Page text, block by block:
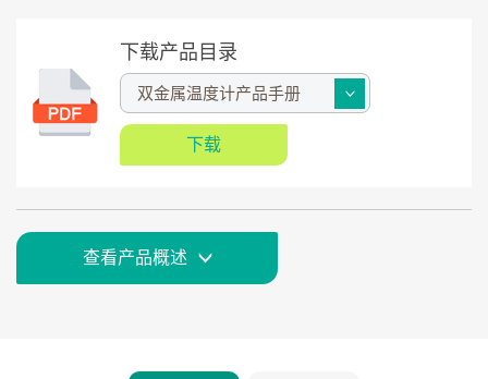
下载产品目录
下载
查看产品概述